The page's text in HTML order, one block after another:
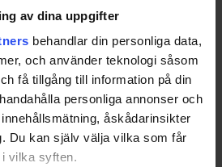
av dina uppgifter
behandlar din personliga data,
och använder teknologi såsom
få tillgång till information på din
personliga annonser och
åskådarinsikter
Du kan själv välja vilka som får
vilka syften.
122
111 143 77.62 8.00
92 110 84.31
4.14
Average per 40 minutes and higherSav
HAN